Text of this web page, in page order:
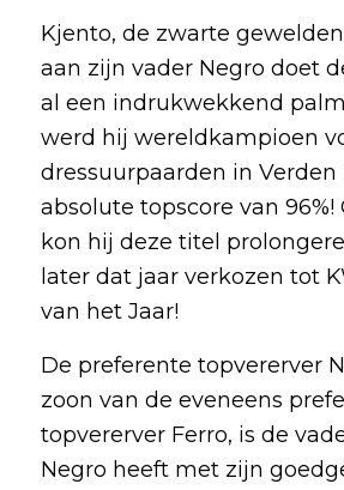
Kjento, de zwarte
aan zijn vader Negro doet
al een indrukwekkend
werd hij wereldkampioen
dressuurpaarden in Verden
absolute topscore van 96%!
kon hij deze titel
later dat jaar verkozen tot
van het Jaar!
De preferente topvererver
zoon van de eveneens
topvererver Ferro, is de
Negro heeft met zijn